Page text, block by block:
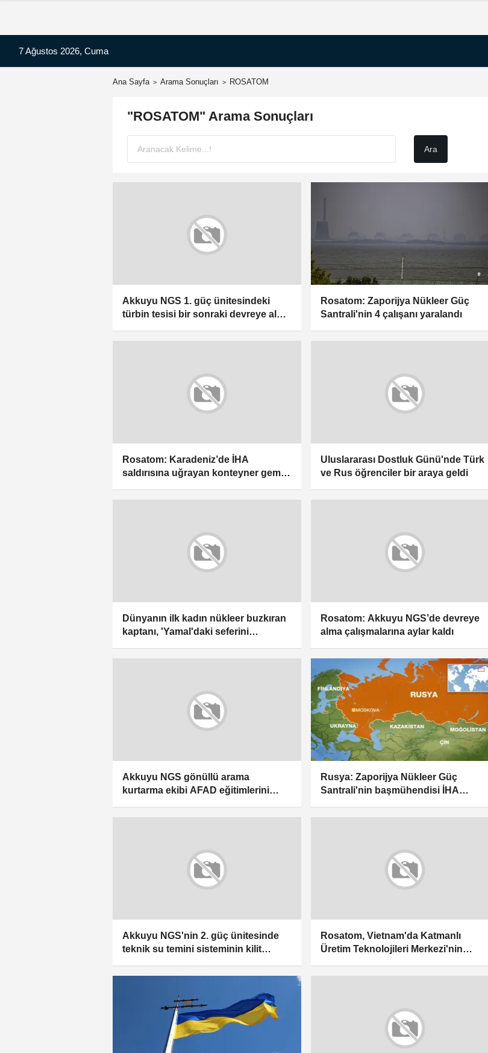
7 Ağustos 2026, Cuma
Ana Sayfa Arama Sonuçları ROSATOM
"ROSATOM" Arama Sonuçları
Akkuyu NGS 1. güç ünitesindeki
türbin tesisi bir sonraki devreye alma
Rosatom: Zaporijya Nükleer Güç
Santrali'nin 4 çalışanı yaralandı
Rosatom: Karadeniz’de İHA
saldırısına uğrayan konteyner gemisi
Uluslararası Dostluk Günü'nde Türk
ve Rus öğrenciler bir araya geldi
Dünyanın ilk kadın nükleer buzkıran
kaptanı, 'Yamal'daki seferini
Rosatom: Akkuyu NGS’de devreye
alma çalışmalarına aylar kaldı
Akkuyu NGS gönüllü arama
kurtarma ekibi AFAD eğitimlerini
Rusya: Zaporijya Nükleer Güç
Santrali'nin başmühendisi İHA
Akkuyu NGS'nin 2. güç ünitesinde
teknik su temini sisteminin kilit
Rosatom, Vietnam'da Katmanlı
Üretim Teknolojileri Merkezi'nin